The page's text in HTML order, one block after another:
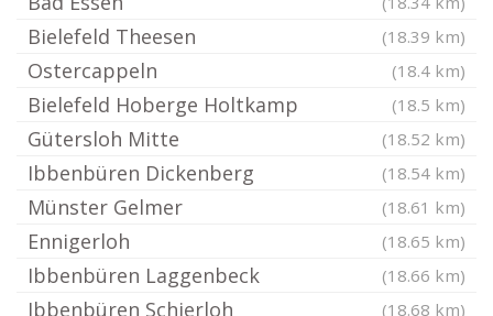
Bielefeld Theesen (18.39 km)
Ostercappeln (18.4 km)
Bielefeld Hoberge Holtkamp (18.5 km)
Gütersloh Mitte (18.52 km)
Ibbenbüren Dickenberg (18.54 km)
Münster Gelmer (18.61 km)
Ennigerloh (18.65 km)
Ibbenbüren Laggenbeck (18.66 km)
Ibbenbüren Schierloh (18.68 km)